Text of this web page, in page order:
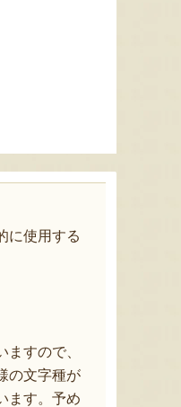
に使用する
ますので、
の文字種が
ます。予め